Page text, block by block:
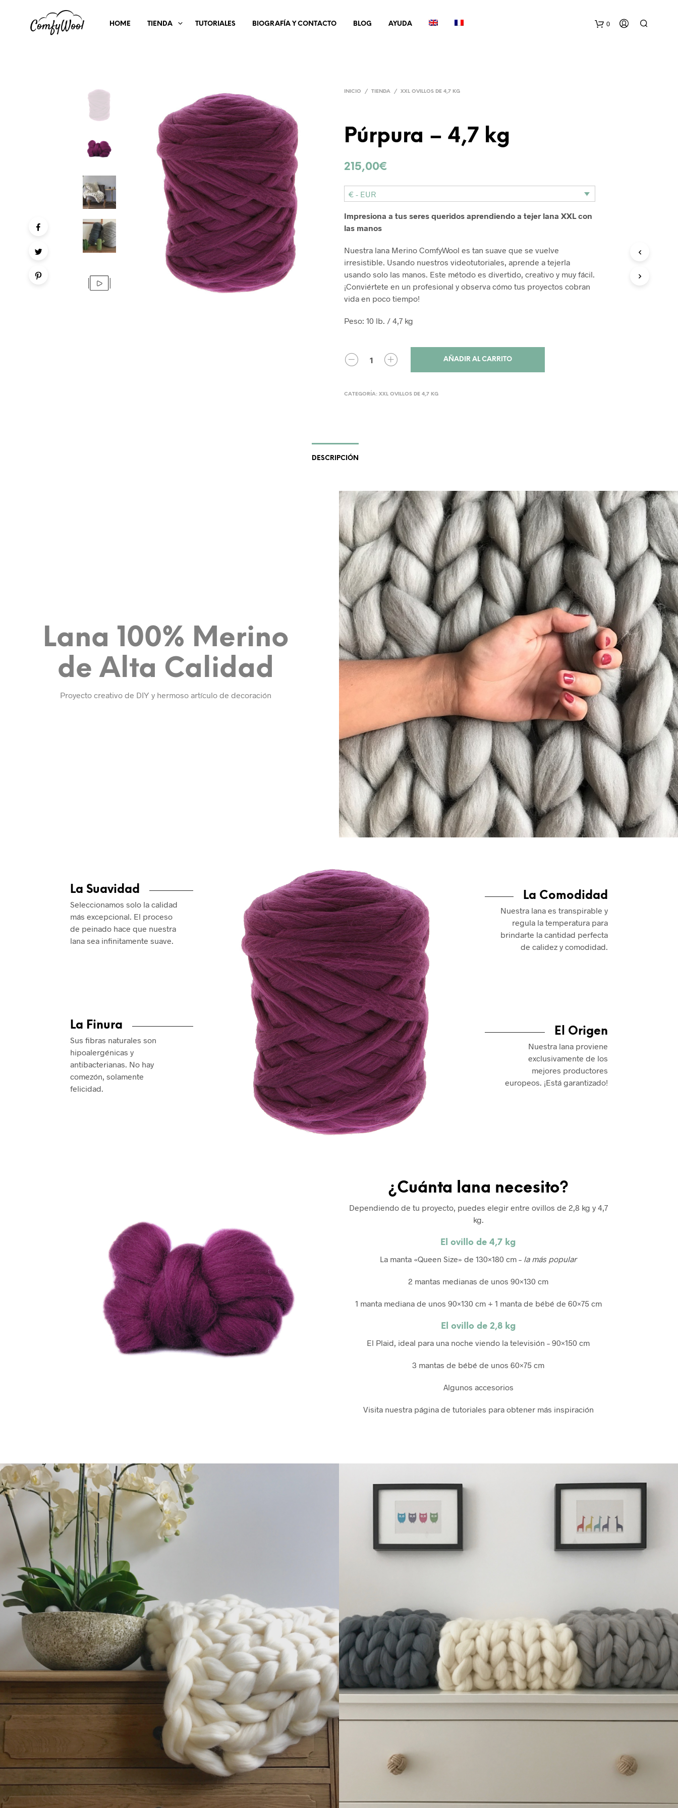
0
HOME TIENDA TUTORIALES BIOGRAFÍA Y CONTACTO BLOG AYUDA
INICIO / TIENDA / XXL OVILLOS DE 4,7 KG
Púrpura – 4,7 kg
215,00€
€ - EUR
Impresiona a tus seres queridos aprendiendo a tejer lana XXL con
las manos
Nuestra lana Merino ComfyWool es tan suave que se vuelve
irresistible. Usando nuestros videotutoriales, aprende a tejerla
usando solo las manos. Este método es divertido, creativo y muy fácil.
¡Conviértete en un profesional y observa cómo tus proyectos cobran
vida en poco tiempo!
Peso: 10 lb. / 4,7 kg
AÑADIR AL CARRITO
CATEGORÍA: XXL OVILLOS DE 4,7 KG
DESCRIPCIÓN
Lana 100% Merino
de Alta Calidad
Proyecto creativo de DIY y hermoso artículo de decoración
La Suavidad
Seleccionamos solo la calidad
más excepcional. El proceso
de peinado hace que nuestra
lana sea infinitamente suave.
La Finura
Sus fibras naturales son
hipoalergénicas y
antibacterianas. No hay
comezón, solamente
felicidad.
La Comodidad
Nuestra lana es transpirable y
regula la temperatura para
brindarte la cantidad perfecta
de calidez y comodidad.
El Origen
Nuestra lana proviene
exclusivamente de los
mejores productores
europeos. ¡Está garantizado!
¿Cuánta lana necesito?
Dependiendo de tu proyecto, puedes elegir entre ovillos de 2,8 kg y 4,7
kg.
El ovillo de 4,7 kg
La manta «Queen Size» de 130×180 cm – la más popular
2 mantas medianas de unos 90×130 cm
1 manta mediana de unos 90×130 cm + 1 manta de bébé de 60×75 cm
El ovillo de 2,8 kg
El Plaid, ideal para una noche viendo la televisión – 90×150 cm
3 mantas de bébé de unos 60×75 cm
Algunos accesorios
Visita nuestra página de tutoriales para obtener más inspiración